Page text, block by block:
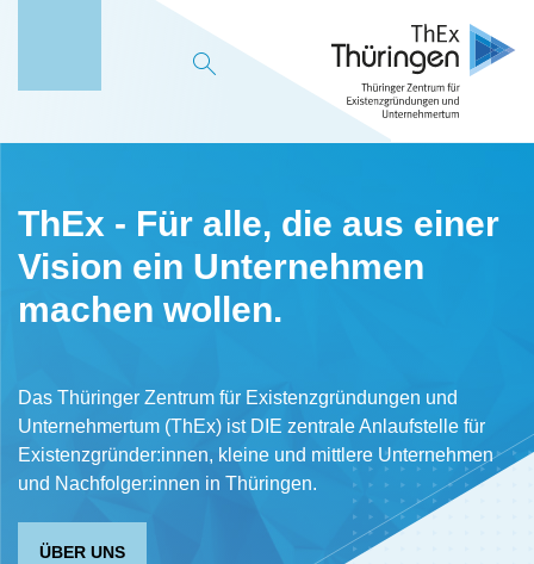
ThEx - Für alle, die aus einer
Vision ein Unternehmen
machen wollen.
Das Thüringer Zentrum für Existenzgründungen und
Unternehmertum (ThEx) ist DIE zentrale Anlaufstelle für
Existenzgründer:innen, kleine und mittlere Unternehmen
und Nachfolger:innen in Thüringen.
ÜBER UNS